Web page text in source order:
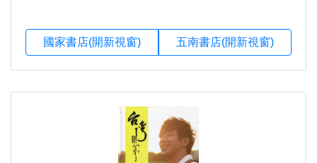
國家書店(開新視窗) 五南書店(開新視窗)